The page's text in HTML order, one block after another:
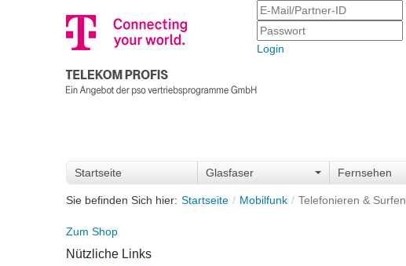
Login
Startseite Glasfaser Fernsehen
Startseite Mobilfunk Telefonieren & Surfen
Zum Shop
Nützliche Links